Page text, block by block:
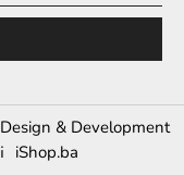
Design & Development
i iShop.ba